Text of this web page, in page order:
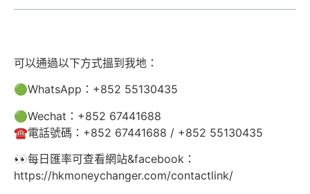
可以通過以下方式搵到我地：
🟢WhatsApp：+852 55130435
🟢Wechat：+852 67441688
☎️電話號碼：+852 67441688 / +852 55130435
👀每日匯率可查看網站&facebook：
https://hkmoneychanger.com/contactlink/